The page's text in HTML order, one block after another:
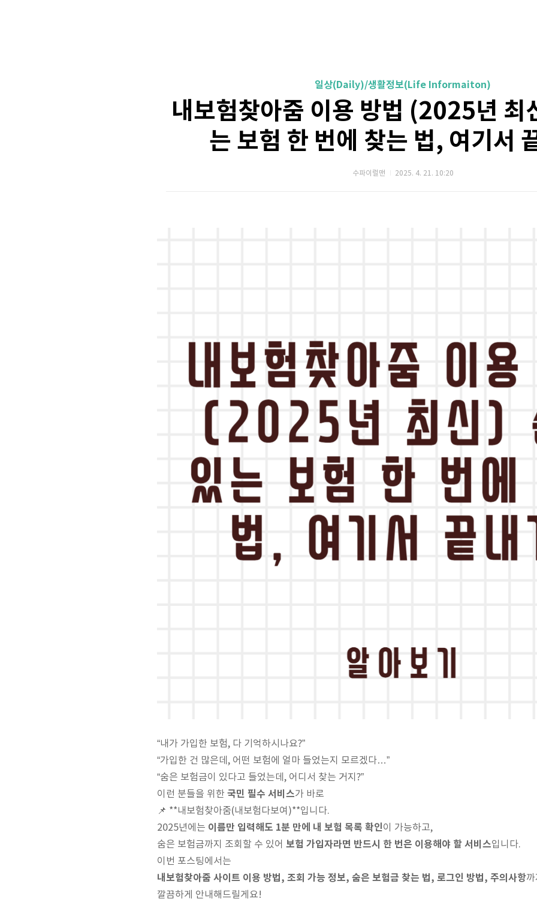
일상(Daily)/생활정보(Life Informaiton)
내보험찾아줌 이용 방법 (2025년 최
는 보험 한 번에 찾는 법, 여기서
수파이럴맨 2025. 4. 21. 10:20
“내가 가입한 보험, 다 기억하시나요?”
“가입한 건 많은데, 어떤 보험에 얼마 들었는지 모르겠다…”
“숨은 보험금이 있다고 들었는데, 어디서 찾는 거지?”
이런 분들을 위한 국민 필수 서비스가 바로
📌 **내보험찾아줌(내보험다보여)**입니다.
2025년에는 이름만 입력해도 1분 만에 내 보험 목록 확인이 가능하고,
숨은 보험금까지 조회할 수 있어 보험 가입자라면 반드시 한 번은 이용해야 할 서비스입니다.
이번 포스팅에서는
내보험찾아줌 사이트 이용 방법, 조회 가능 정보, 숨은 보험금 찾는 법, 로그인 방법, 주의사항
깔끔하게 안내해드릴게요!